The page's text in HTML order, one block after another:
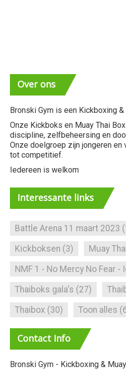
Overons
Bronski Gym is een Kickboxing
Onze Kickboks en Muay Thai
discipline, zelfbeheersing en
Onze doelgroep zijn jongeren
tot competitief.
Iedereen is welkom
Interessante links
Battle Arena 11 maart 2023
Kickboksen (3) Muay
NMF 1 - No Mercy No Fear -
Thaiboks gala's (27)
Thaibox (30) Toon alles
Contact Info
Bronski Gym - Kickboxing &